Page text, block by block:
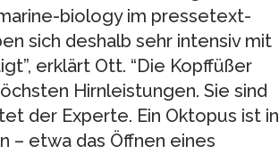
biology im pressetext-
sich deshalb sehr intensiv mit
erklärt Ott. “Die Kopffüßer
Hirnleistungen. Sie sind
der Experte. Ein Oktopus ist in
– etwa das Öffnen eines